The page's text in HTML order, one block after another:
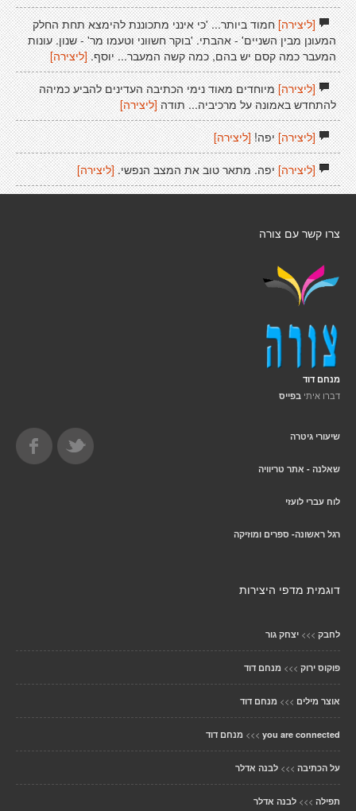
[ליצירה]חמוד ביותר... 'כי אינני מתכוננת להימצא תחת החלק
המעונן מבין השניים' - אהבתי. 'בוקר חשווני וטעמו מר' - שנון. עונות
המעבר כמה קסם יש בהם, כמה קשה המעבר... יוסף. [ליצירה]
[ליצירה]מיוחדים מאוד נימי הכתיבה העדינים להביע כמיהה
להתחדש באמונה על מרכיביה... תודה[ליצירה]
[ליצירה]יפה! [ליצירה]
[ליצירה]יפה. מתאר טוב את המצב הנפשי. [ליצירה]
צרו קשר עם צורה
מנחם דוד
דברו איתי בפייס
שיעורי גיטרה
שאלנה - אתר טריוויה
לוח עברי לועזי
רגל ראשונה- ספרים ומוזיקה
דוגמית מדפי היצירות
לחבק >>> יצחק גור
פוקוס ירוק >>> מנחם דוד
אוצר מילים >>> מנחם דוד
you are connected
>>> מנחם דוד
על הכתיבה >>> לבנה אדלר
תפילה >>> לבנה אדלר